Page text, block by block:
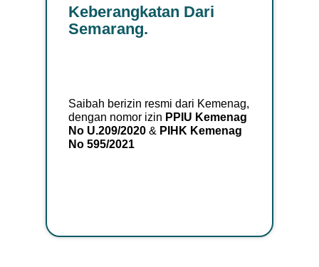
Keberangkatan Dari
Semarang.
Saibah berizin resmi dari Kemenag,
dengan nomor izin PPIU Kemenag
No U.209/2020 & PIHK Kemenag
No 595/2021